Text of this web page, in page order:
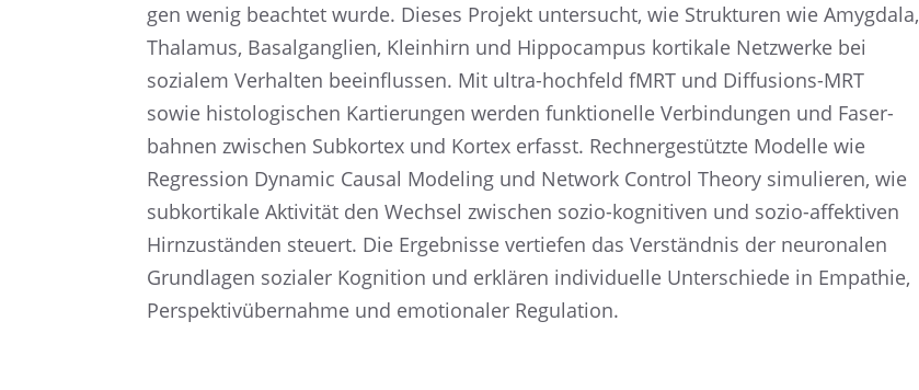
gen wenig beach­tet wurde. Dieses Projekt unter­sucht, wie Struk­tu­ren wie Amygdala,
Thala­mus, Basal­gan­glien, Klein­hirn und Hippo­cam­pus korti­kale Netzwerke bei
sozia­lem Verhal­ten beein­flus­sen. Mit ultra-hochfeld fMRT und Diffu­si­ons-MRT
sowie histo­lo­gi­schen Kartie­run­gen werden funktio­nelle Verbin­dun­gen und Faser­
bah­nen zwischen Subkor­tex und Kortex erfasst. Rechner­ge­stützte Modelle wie
Regres­sion Dynamic Causal Modeling und Network Control Theory simulie­ren, wie
subkor­ti­kale Aktivi­tät den Wechsel zwischen sozio-kogni­ti­ven und sozio-affek­ti­ven
Hirnzu­stän­den steuert. Die Ergeb­nisse vertie­fen das Verständ­nis der neuro­na­len
Grund­la­gen sozia­ler Kogni­tion und erklä­ren indivi­du­elle Unter­schiede in Empathie,
Perspek­tiv­über­nahme und emotio­na­ler Regulation.